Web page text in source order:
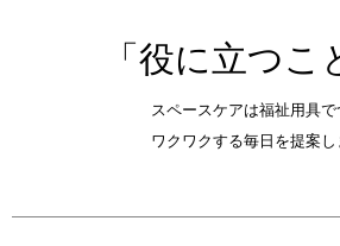
「役に立つこ
スペースケアは福祉用具
ワクワクする毎日を提案し